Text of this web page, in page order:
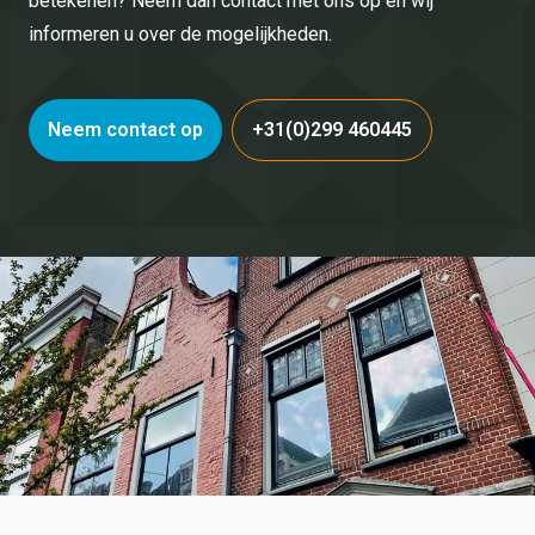
informeren u over de mogelijkheden.
Neem contact op +31(0)299 460445